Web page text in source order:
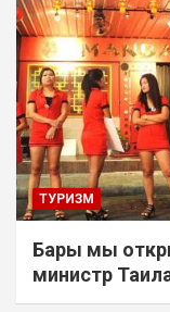
ТУРИЗМ
Бары мы
министр